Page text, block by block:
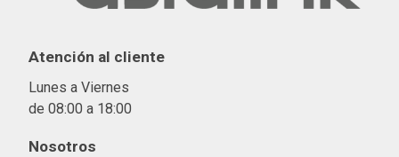
Atención al cliente
Lunes a Viernes
de 08:00 a 18:00
Nosotros